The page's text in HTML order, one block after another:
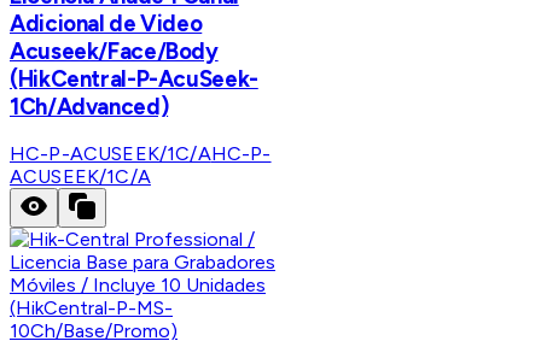
Adicional de Video
Acuseek/Face/Body
(HikCentral-P-AcuSeek-
1Ch/Advanced)
HC-P-ACUSEEK/1C/AHC-P-
ACUSEEK/1C/A